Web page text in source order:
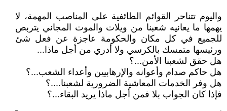
واليوم تتناحر القوائم الطائفية على المناصب المهمة، لا
يهمها ما يعانيه شعبنا من ويلات والموت المجاني يتربص
للجميع في كل مكان والحكومة عاجزة عن فعل شئ
ورئيسها متمسك بالكرسي ولا أدري من أجل ماذا...
هل حقق لشعبنا الأمن...؟
هل حاكم صدام وأعوانه والإرهابيين وأعداء الشعب...؟
هل وفر الخدمات المعاشية الضرورية لشعبنا....؟
فإذا كان الجواب بلا فمن أجل ماذا يريد البقاء...؟